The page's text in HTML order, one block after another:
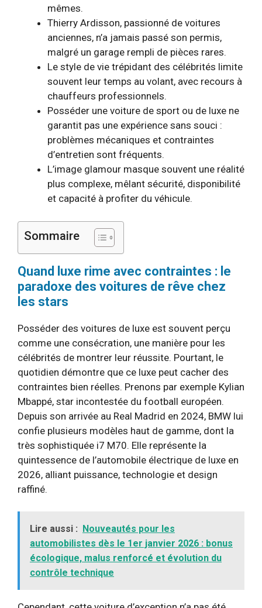
mêmes.
Thierry Ardisson, passionné de voitures
anciennes, n’a jamais passé son permis,
malgré un garage rempli de pièces rares.
Le style de vie trépidant des célébrités limite
souvent leur temps au volant, avec recours à
chauffeurs professionnels.
Posséder une voiture de sport ou de luxe ne
garantit pas une expérience sans souci :
problèmes mécaniques et contraintes
d’entretien sont fréquents.
L’image glamour masque souvent une réalité
plus complexe, mêlant sécurité, disponibilité
et capacité à profiter du véhicule.
Sommaire
Quand luxe rime avec contraintes : le
paradoxe des voitures de rêve chez
les stars
Posséder des voitures de luxe est souvent perçu
comme une consécration, une manière pour les
célébrités de montrer leur réussite. Pourtant, le
quotidien démontre que ce luxe peut cacher des
contraintes bien réelles. Prenons par exemple Kylian
Mbappé, star incontestée du football européen.
Depuis son arrivée au Real Madrid en 2024, BMW lui
confie plusieurs modèles haut de gamme, dont la
très sophistiquée i7 M70. Elle représente la
quintessence de l’automobile électrique de luxe en
2026, alliant puissance, technologie et design
raffiné.
Lire aussi : Nouveautés pour les
automobilistes dès le 1er janvier 2026 : bonus
écologique, malus renforcé et évolution du
contrôle technique